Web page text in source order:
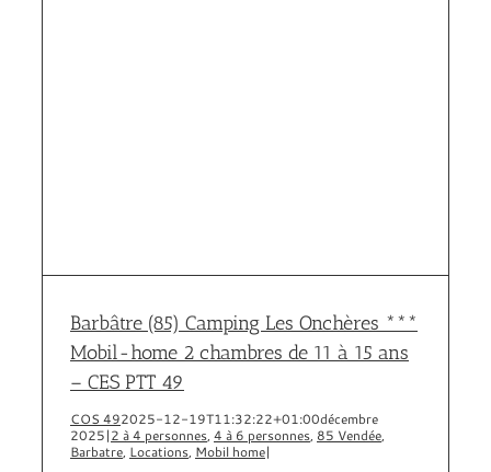
Barbâtre (85) Camping Les Onchères ***
Mobil-home 2 chambres de 11 à 15 ans
– CES PTT 49
COS 492025-12-19T11:32:22+01:00décembre
2025|2 à 4 personnes, 4 à 6 personnes, 85 Vendée,
Barbatre, Locations, Mobil home|